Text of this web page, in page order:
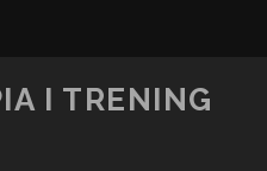
I TRENING